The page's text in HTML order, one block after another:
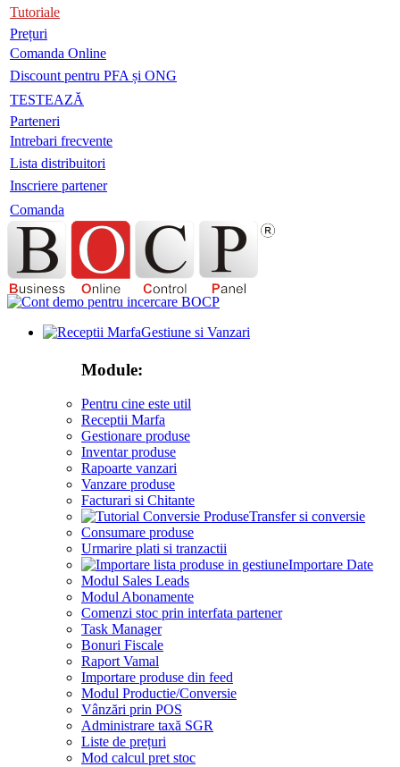
Tutoriale
Prețuri
Comanda Online
Discount pentru PFA și ONG
TESTEAZĂ
Parteneri
Intrebari frecvente
Lista distribuitori
Inscriere partener
Comanda
Gestiune si Vanzari
Module:
Pentru cine este util
Receptii Marfa
Gestionare produse
Inventar produse
Rapoarte vanzari
Vanzare produse
Facturari si Chitante
Transfer si conversie
Consumare produse
Urmarire plati si tranzactii
Importare Date
Modul Sales Leads
Modul Abonamente
Comenzi stoc prin interfata partener
Task Manager
Bonuri Fiscale
Raport Vamal
Importare produse din feed
Modul Productie/Conversie
Vânzări prin POS
Administrare taxă SGR
Liste de prețuri
Mod calcul pret stoc